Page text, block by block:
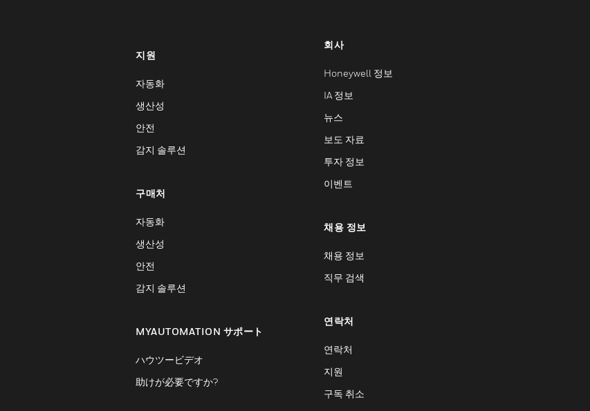
지원
자동화
생산성
안전
감지 솔루션
구매처
자동화
생산성
안전
감지 솔루션
MYAUTOMATION サポート
ハウツービデオ
助けが必要ですか?
회사
Honeywell 정보
IA 정보
뉴스
보도 자료
투자 정보
이벤트
채용 정보
채용 정보
직무 검색
연락처
연락처
지원
구독 취소